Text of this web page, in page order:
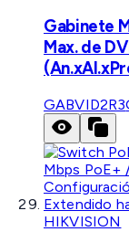
Gabinete
Max. de
GABVID2R3
HIKVISION